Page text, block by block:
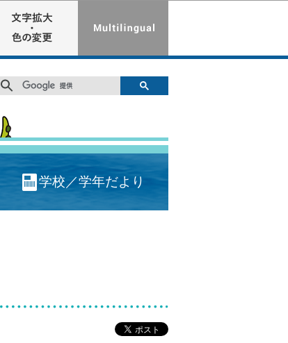
学校／学年だより